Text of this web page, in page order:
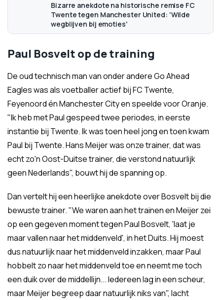
Bizarre anekdote na historische remise FC
Twente tegen Manchester United: 'Wilde
wegblijven bij emoties'
Paul Bosvelt op de training
De oud technisch man van onder andere Go Ahead
Eagles was als voetballer actief bij FC Twente,
Feyenoord én Manchester City en speelde voor Oranje.
"Ik heb met Paul gespeed twee periodes, in eerste
instantie bij Twente. Ik was toen heel jong en toen kwam
Paul bij Twente. Hans Meijer was onze trainer, dat was
echt zo'n Oost-Duitse trainer, die verstond natuurlijk
geen Nederlands", bouwt hij de spanning op.
Dan vertelt hij een heerlijke anekdote over Bosvelt bij die
bewuste trainer. "We waren aan het trainen en Meijer zei
op een gegeven moment tegen Paul Bosvelt, 'laat je
maar vallen naar het middenveld', in het Duits. Hij moest
dus natuurlijk naar het middenveld inzakken, maar Paul
hobbelt zo naar het middenveld toe en neemt me toch
een duik over de middellijn... Iedereen lag in een scheur,
maar Meijer begreep daar natuurlijk niks van", lacht